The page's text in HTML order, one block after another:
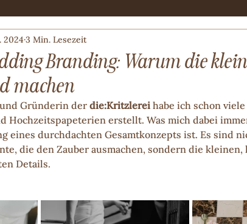
Branding: Warum die
machen
2024 3 Min. Lesezeit
Gründerin der die:Kritzlerei habe ich schon
Hochzeitspapeterien erstellt. Was mich dabei
eines durchdachten Gesamtkonzepts ist. Es sind
die den Zauber ausmachen, sondern die kleinen,
Details.